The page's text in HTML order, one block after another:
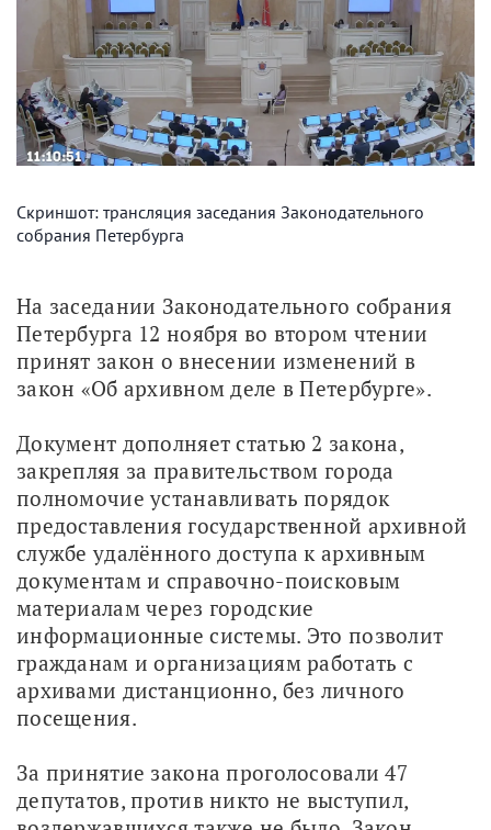
Скриншот: трансляция заседания Законодательного
собрания Петербурга
На заседании Законодательного собрания
Петербурга 12 ноября во втором чтении
принят закон о внесении изменений в
закон «Об архивном деле в Петербурге».
Документ дополняет статью 2 закона,
закрепляя за правительством города
полномочие устанавливать порядок
предоставления государственной архивной
службе удалённого доступа к архивным
документам и справочно-поисковым
материалам через городские
информационные системы. Это позволит
гражданам и организациям работать с
архивами дистанционно, без личного
посещения.
За принятие закона проголосовали 47
депутатов, против никто не выступил,